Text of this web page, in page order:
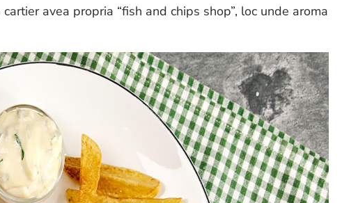
avea propria “fish and chips shop”, loc unde aroma